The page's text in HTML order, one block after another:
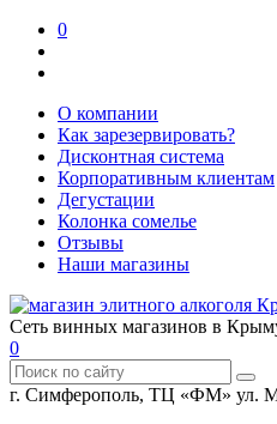
0
О компании
Как зарезервировать?
Дисконтная система
Корпоративным клиентам
Дегустации
Колонка сомелье
Отзывы
Наши магазины
Сеть винных магазинов в
0
г. Симферополь, ТЦ «ФМ» ул.